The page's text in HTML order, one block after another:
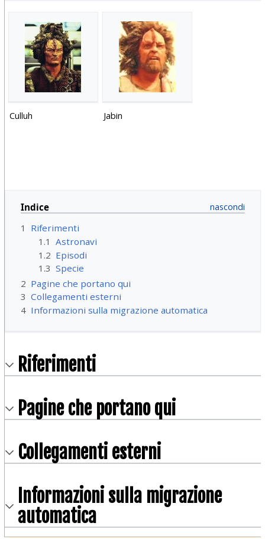
Culluh Jabin
Indice
1
Riferimenti
1.1
Astronavi
1.2 Episodi
1.3 Specie
2 Pagine che portano qui
3 Collegamenti esterni
4 Informazioni sulla migrazione automatica
Riferimenti
Pagine che portano qui
Collegamenti esterni
Informazioni sulla migrazione
automatica